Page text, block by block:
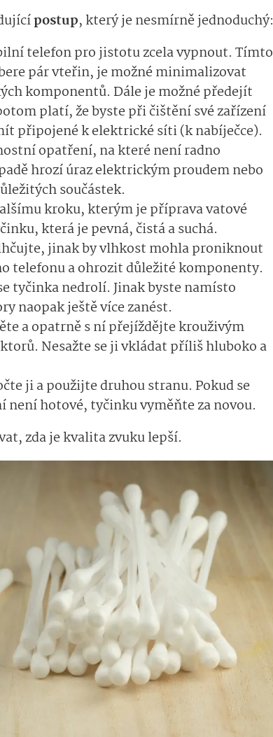
postup, který je nesmírně jednoduchý:
telefon pro jistotu zcela vypnout. Tímto
pár vteřin, je možné minimalizovat
komponentů. Dále je možné předejít
platí, že byste při čištění své zařízení
připojené k elektrické síti (k nabíječce).
opatření, na které není radno
hrozí úraz elektrickým proudem nebo
součástek.
kroku, kterým je příprava vatové
která je pevná, čistá a suchá.
jinak by vlhkost mohla proniknout
telefonu a ohrozit důležité komponenty.
tyčinka nedrolí. Jinak byste namísto
naopak ještě více zanést.
a opatrně s ní přejíždějte krouživým
Nesažte se ji vkládat příliš hluboko a
ji a použijte druhou stranu. Pokud se
není hotové, tyčinku vyměňte za novou.
zda je kvalita zvuku lepší.